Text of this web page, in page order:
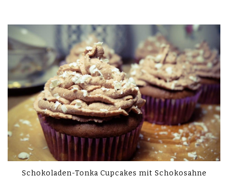
Schokoladen-Tonka Cupcakes mit Schokosahne